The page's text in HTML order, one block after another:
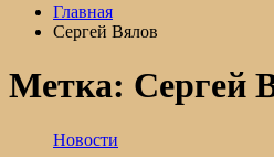
Главная
Сергей Вялов
Метка: Сергей
Новости